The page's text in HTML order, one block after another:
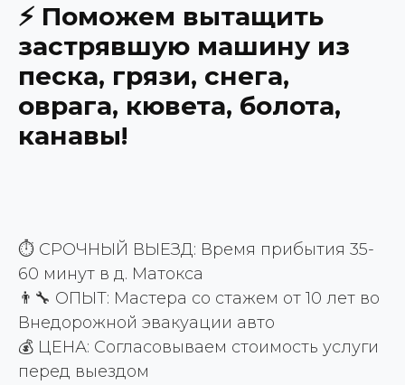
⚡ Поможем вытащить
застрявшую машину из
песка, грязи, снега,
оврага, кювета, болота,
канавы!
⏱️ СРОЧНЫЙ ВЫЕЗД: Время прибытия 35-
60 минут в д. Матокса
👨‍🔧 ОПЫТ: Мастера со стажем от 10 лет во
Внедорожной эвакуации авто
💰 ЦЕНА: Согласовываем стоимость услуги
перед выездом